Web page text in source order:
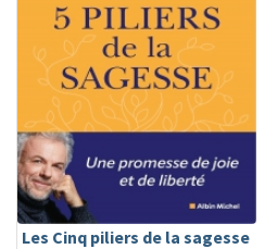
Les Cinq piliers de la sagesse